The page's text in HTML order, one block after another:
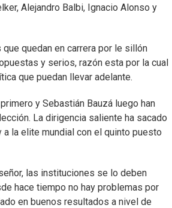
Alejandro Balbi, Ignacio Alonso y
quedan en carrera por le sillón
y serios, razón esta por la cual
que puedan llevar adelante.
y Sebastián Bauzá luego han
La dirigencia saliente ha sacado
la elite mundial con el quinto puesto
las instituciones se lo deben
hace tiempo no hay problemas por
en buenos resultados a nivel de